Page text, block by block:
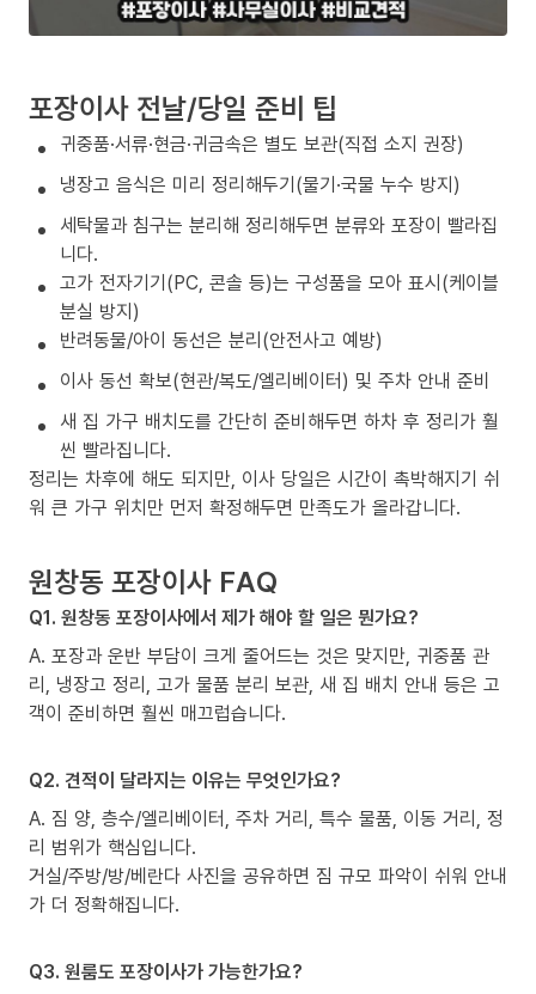
포장이사 전날/당일 준비 팁
귀중품·서류·현금·귀금속은 별도 보관(직접 소지 권장)
냉장고 음식은 미리 정리해두기(물기·국물 누수 방지)
세탁물과 침구는 분리해 정리해두면 분류와 포장이 빨라집
니다.
고가 전자기기(PC, 콘솔 등)는 구성품을 모아 표시(케이블
분실 방지)
반려동물/아이 동선은 분리(안전사고 예방)
이사 동선 확보(현관/복도/엘리베이터) 및 주차 안내 준비
새 집 가구 배치도를 간단히 준비해두면 하차 후 정리가 훨
씬 빨라집니다.
정리는 차후에 해도 되지만, 이사 당일은 시간이 촉박해지기 쉬
워 큰 가구 위치만 먼저 확정해두면 만족도가 올라갑니다.
원창동 포장이사 FAQ
Q1. 원창동 포장이사에서 제가 해야 할 일은 뭔가요?
A. 포장과 운반 부담이 크게 줄어드는 것은 맞지만, 귀중품 관
리, 냉장고 정리, 고가 물품 분리 보관, 새 집 배치 안내 등은 고
객이 준비하면 훨씬 매끄럽습니다.
Q2. 견적이 달라지는 이유는 무엇인가요?
A. 짐 양, 층수/엘리베이터, 주차 거리, 특수 물품, 이동 거리, 정
리 범위가 핵심입니다.
거실/주방/방/베란다 사진을 공유하면 짐 규모 파악이 쉬워 안내
가 더 정확해집니다.
Q3. 원룸도 포장이사가 가능한가요?